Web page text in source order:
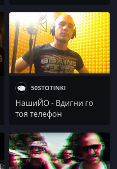
50STOTINKI
НашиЙО - Вдигни го
тоя телефон